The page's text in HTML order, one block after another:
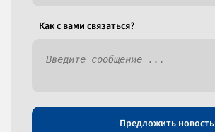
Как c вами связаться?
Предложить новость